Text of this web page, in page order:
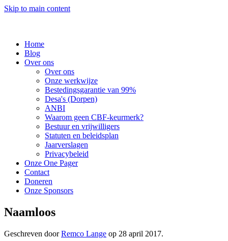
Skip to main content
Home
Blog
Over ons
Over ons
Onze werkwijze
Bestedingsgarantie van 99%
Desa's (Dorpen)
ANBI
Waarom geen CBF-keurmerk?
Bestuur en vrijwilligers
Statuten en beleidsplan
Jaarverslagen
Privacybeleid
Onze One Pager
Contact
Doneren
Onze Sponsors
Naamloos
Geschreven doorRemco Lange op 28 april 2017.